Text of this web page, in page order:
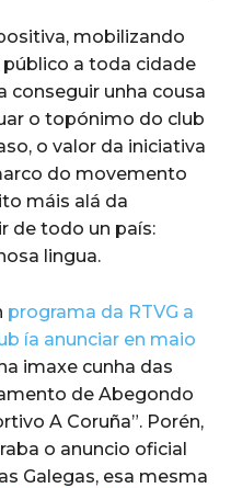
mobilizando
a toda cidade
conseguir unha cousa
o topónimo do club
o valor da iniciativa
do movemento
máis alá da
de todo un país:
lingua.
programa da RTVG a
ía anunciar en maio
imaxe cunha das
de Abegondo
A Coruña”. Porén,
o anuncio oficial
Galegas, esa mesma